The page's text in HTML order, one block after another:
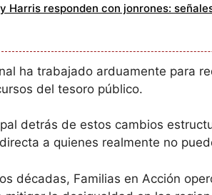
Harris responden con jonrones:
ha trabajado arduamente para
del tesoro público.
detrás de estos cambios
a quienes realmente no
décadas, Familias en Acción